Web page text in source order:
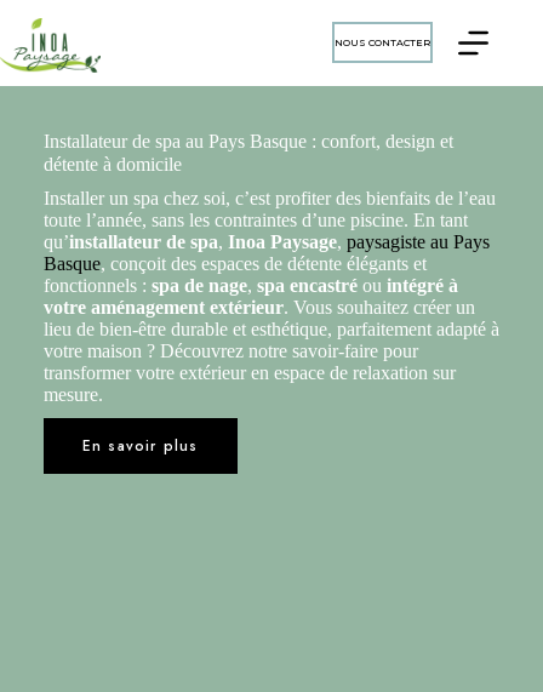
NOUS CONTACTER
Installateur de spa au Pays Basque : confort, design et
détente à domicile
Installer un spa chez soi, c’est profiter des bienfaits de l’eau
toute l’année, sans les contraintes d’une piscine. En tant
qu’installateur de spa, Inoa Paysage, paysagiste au Pays
Basque, conçoit des espaces de détente élégants et
fonctionnels : spa de nage, spa encastréou intégré à
votre aménagement extérieur. Vous souhaitez créer un
lieu de bien-être durable et esthétique, parfaitement adapté à
votre maison ? Découvrez notre savoir-faire pour
transformer votre extérieur en espace de relaxation sur
mesure.
En savoir plus